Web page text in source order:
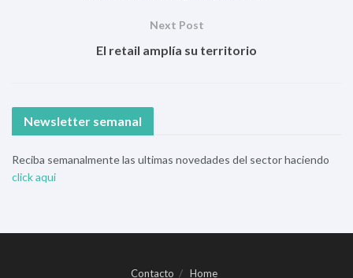
Next Post
El retail amplía su territorio
Newsletter semanal
Reciba semanalmente las ultimas novedades del sector haciendo
click aqui
Contacto Home